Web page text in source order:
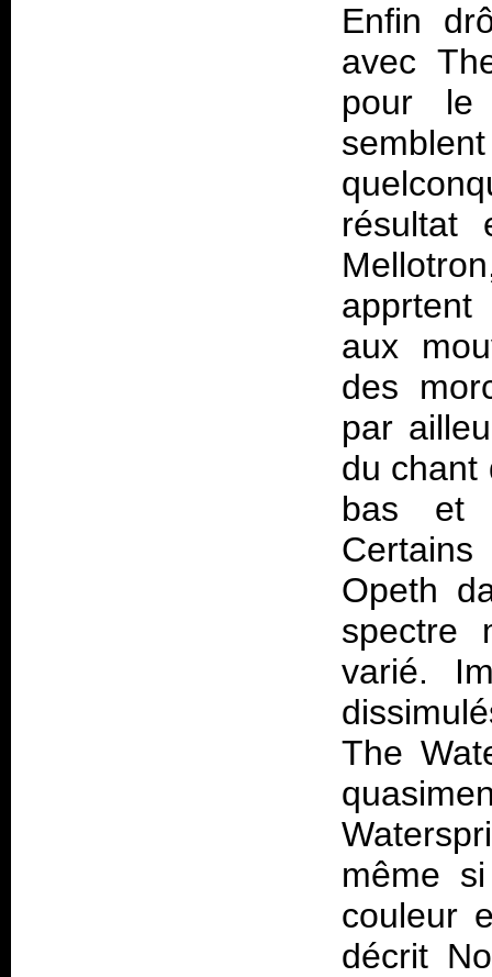
Enfin
avec
pour le
résultat
aux
des
par
du chant
bas et
Opeth
spectre
varié.
The
même
couleur
décrit